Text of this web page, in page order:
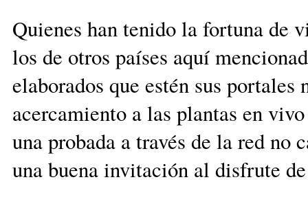
Quienes han tenido la fortuna de
los de otros países aquí
elaborados que estén sus portales
acercamiento a las plantas en
una probada a través de la red no
una buena invitación al disfrute